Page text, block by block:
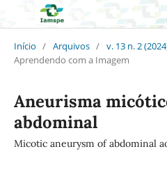
Início / Arquivos / v. 13 n. 2
Aprendendo com a Imagem
Aneurisma
abdominal
Micotic aneurysm of abdominal